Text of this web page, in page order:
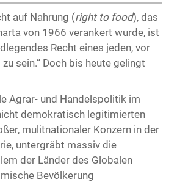
auf Nahrung (right to food), das
von 1966 verankert wurde, ist
Recht eines jeden, vor
sein.“ Doch bis heute gelingt
Agrar- und Handelspolitik im
demokratisch legitimierten
mulitnationaler Konzern in der
untergräbt massiv die
der Länder des Globalen
Bevölkerung